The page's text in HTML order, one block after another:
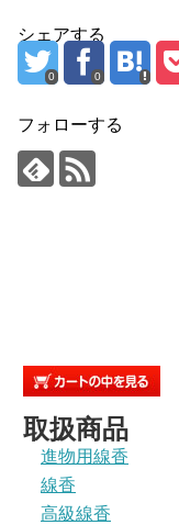
シェアする
0 0
フォローする
取扱商品
進物用線香
線香
高級線香